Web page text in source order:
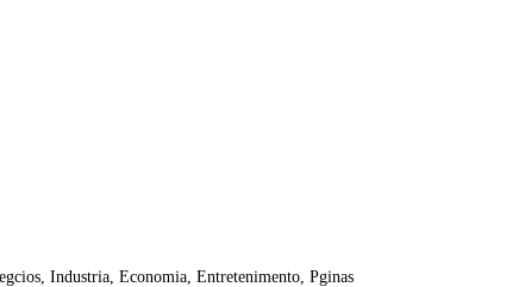
Industria, Economia, Entretenimento, Pginas